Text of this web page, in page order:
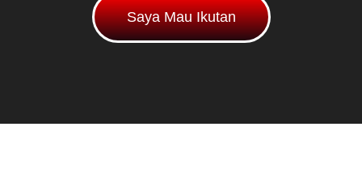
Saya Mau Ikutan